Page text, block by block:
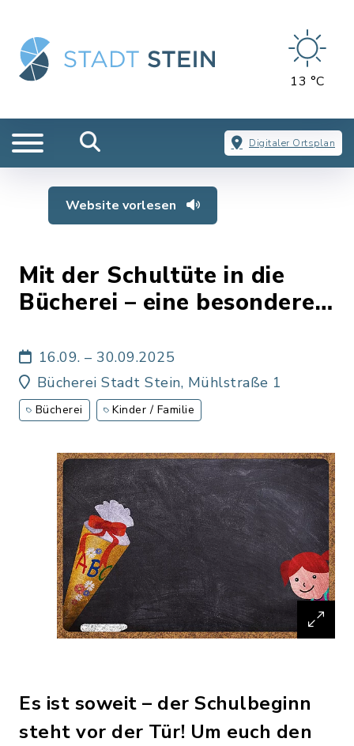
13 °C
Digitaler Ortsplan
Website vorlesen
Mit der Schultüte in die
Bücherei – eine besondere
und junge Leseratten
16.09. – 30.09.2025
Bücherei Stadt Stein, Mühlstraße 1
Bücherei Kinder / Familie
Es ist soweit – der Schulbeginn
steht vor der Tür! Um euch den